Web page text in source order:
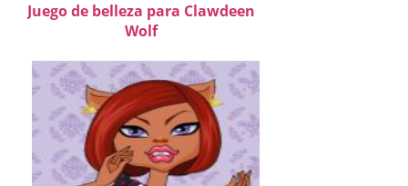
Juego de belleza para Clawdeen
Wolf